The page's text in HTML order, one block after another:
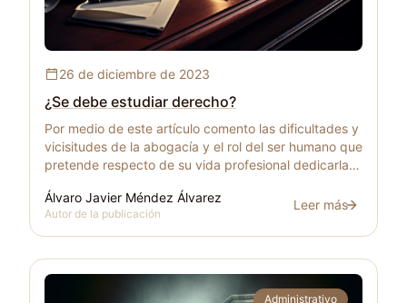
26 de diciembre de 2023
¿Se debe estudiar derecho?
Por medio de este artículo comento las dificultades y
vicisitudes de la abogacía y el rol del ser humano que
pretende respecto de su vida profesional dedicarla al
Álvaro Javier Méndez Álvarez
Autor de la publicación ¿Se debe estudiar
Leer más
Administrativo